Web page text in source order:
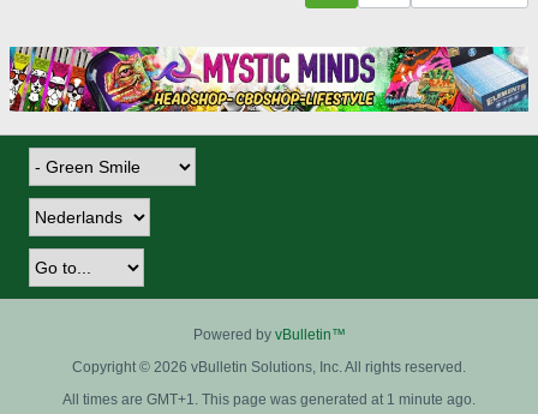
Powered by vBulletin™
Copyright © 2026 vBulletin Solutions, Inc. All rights reserved.
All times are GMT+1. This page was generated at 1 minute ago.